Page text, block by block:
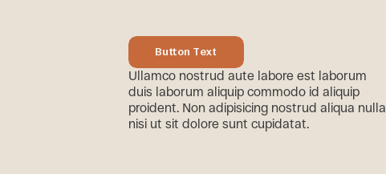
Button Text
Button Text
Ullamco nostrud aute labore est laborum
duis laborum aliquip commodo id aliquip
proident. Non adipisicing nostrud aliqua nulla
nisi ut sit dolore sunt cupidatat.